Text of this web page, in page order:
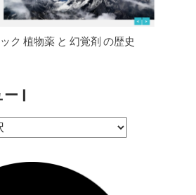
ク 植物薬 と 幻覚剤 の歴史
ー |